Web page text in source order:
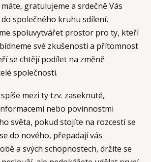
gratulujeme a srdečně Vás
společného kruhu sdílení,
spoluvytvářet prostor pro ty, kteří
své zkušenosti a přítomnost
se chtějí podílet na změně
společnosti.
mezi ty tzv. zaseknuté,
nebo povinnostmi
světa, pokud stojíte na rozcestí se
do nového, přepadají vás
a svých schopnostech, držíte se